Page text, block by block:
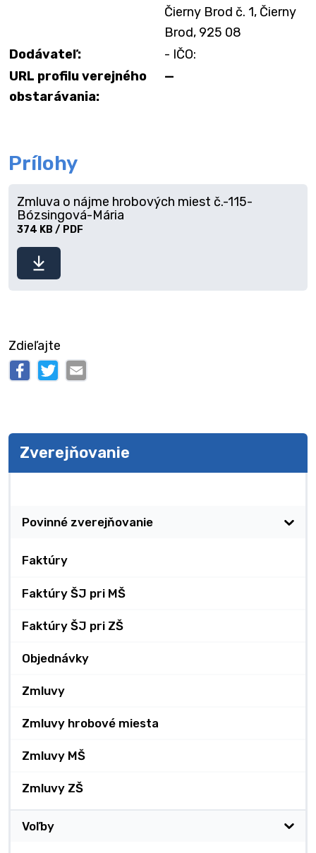
Čierny Brod č. 1, Čierny
Brod, 925 08
Dodávateľ:
- IČO:
URL profilu verejného
obstarávania:
—
Prílohy
súbor
Zmluva o nájme hrobových miest č.-115-
Bózsingová-Mária
374 KB / PDF
Zdieľajte
Zverejňovanie
Povinné zverejňovanie
Faktúry
Faktúry ŠJ pri MŠ
Faktúry ŠJ pri ZŠ
Objednávky
Zmluvy
Zmluvy hrobové miesta
Zmluvy MŠ
Zmluvy ZŠ
Voľby